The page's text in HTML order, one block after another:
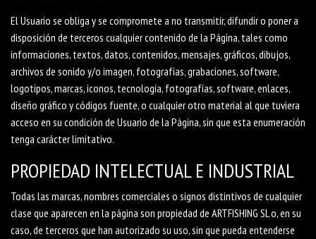
El Usuario se obliga y se compromete a no transmitir, difundir o poner a
disposición de terceros cualquier contenido de la Página, tales como
informaciones, textos, datos, contenidos, mensajes, gráficos, dibujos,
archivos de sonido y/o imagen, fotografías, grabaciones, software,
logotipos, marcas, iconos, tecnología, fotografías, software, enlaces,
diseño gráfico y códigos fuente, o cualquier otro material al que tuviera
acceso en su condición de Usuario de la Página, sin que esta enumeración
tenga carácter limitativo.
PROPIEDAD INTELECTUAL E INDUSTRIAL
Todas las marcas, nombres comerciales o signos distintivos de cualquier
clase que aparecen en la página son propiedad de ARTFISHING SL o, en su
caso, de terceros que han autorizado su uso, sin que pueda entenderse